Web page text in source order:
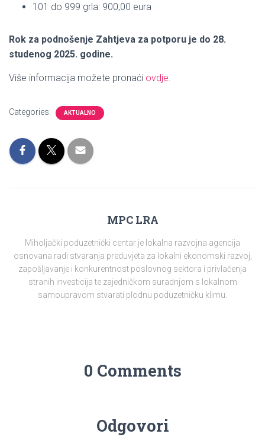
101 do 999 grla: 900,00 eura
Rok za podnošenje Zahtjeva za potporu je do 28.
studenog 2025. godine.
Više informacija možete pronaći ovdje.
Categories: AKTUALNO
MPC LRA
Miholjački poduzetnički centar je lokalna razvojna agencija
osnovana radi stvaranja preduvjeta za lokalni ekonomski razvoj,
zapošljavanje i konkurentnost poslovnog sektora i privlačenja
stranih investicija te zajedničkom suradnjom s lokalnom
samoupravom stvarati plodnu poduzetničku klimu.
0 Comments
Odgovori